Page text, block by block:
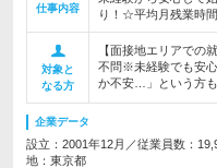
仕事内容
り！☆平均月残業時
対象と
なる方
【面接地エリアでの
不問※未経験でも安
か不安…」という方も
企業データ
設立：2001年12月／従業員数：
地：東京都